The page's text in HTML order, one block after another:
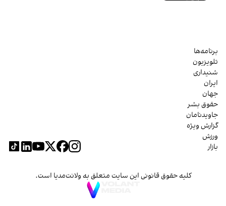
برنامه‌ها
تلویزیون
شنیداری
ایران
جهان
حقوق بشر
جاویدنامان
گزارش ویژه
ورزش
بازار
کلیه حقوق قانونی این سایت متعلق به ولانت‌مدیا است.